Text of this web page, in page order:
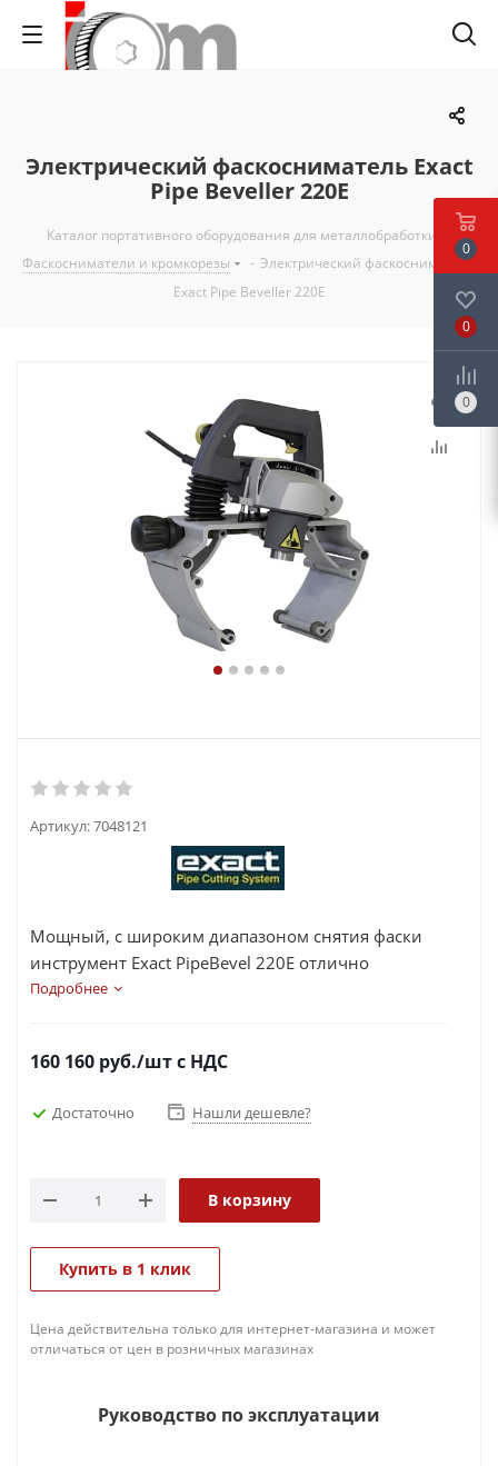
Электрический фаскосниматель Exact
Pipe Beveller 220E
Каталог портативного оборудования для металлобработки
Фаскосниматели и кромкорезы
- Электрический фаскосниматель
Exact Pipe Beveller 220E
Артикул:7048121
Мощный, с широким диапазоном снятия фаски
инструмент Exact PipeBevel 220E отлично
справляется со снятием фаски на металлических и
постоянный крутящий момент. По причине
использовать как в цеху, так и на стройке при
Подробнее
160 160 руб./штс НДС
Достаточно Нашли дешевле?
В корзину
Купить в 1 клик
Цена действительна только для интернет-магазина и может
отличаться от цен в розничных магазинах
Руководство по эксплуатации
0
0
0